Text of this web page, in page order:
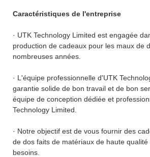
Caractéristiques de l'entreprise
· UTK Technology Limited est engagée
production de cadeaux pour les maux de
nombreuses années.
· L'équipe professionnelle d'UTK
garantie solide de bon travail et de bon
équipe de conception dédiée et
Technology Limited.
· Notre objectif est de vous fournir des
de dos faits de matériaux de haute
besoins.